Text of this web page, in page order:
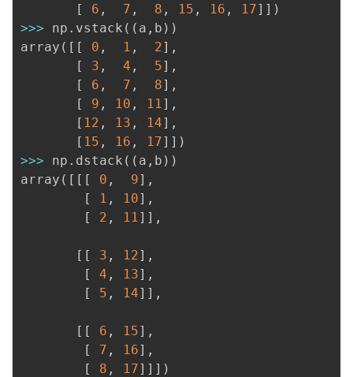
[
6 , 7 , 8 , 15 , 16 , 17] ] )
>>> np . vstack ( ( a , b ) )
array ( [ [ 0 , 1 , 2] ,
[
3 , 4 , 5] ,
[
6 , 7 , 8] ,
[
9 , 10 , 11 ] ,
[ 12 , 13 , 14] ,
[ 15 , 16 , 17] ] )
>>> np . dstack ( ( a , b ) )
array ( [ [ [ 0 , 9] ,
[
1 , 10] ,
[
2 , 11 ] ] ,
[ [ 3 , 12] ,
[
4 , 13] ,
[
5 , 14] ] ,
[ [ 6 , 15] ,
[
7 , 16] ,
[
8 , 17] ] ] )